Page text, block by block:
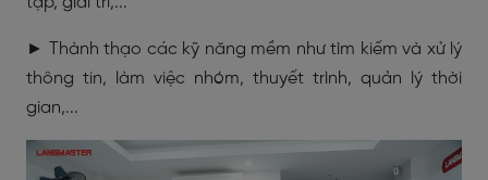
► Thành thạo các kỹ năng mềm như tìm kiếm và xử lý
thông tin, làm việc nhóm, thuyết trình, quản lý thời
gian,...